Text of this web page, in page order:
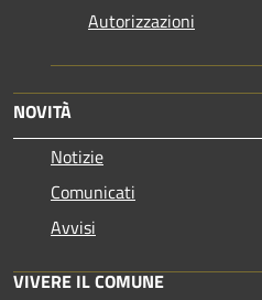
Autorizzazioni
NOVITÀ
Notizie
Comunicati
Avvisi
VIVERE IL COMUNE